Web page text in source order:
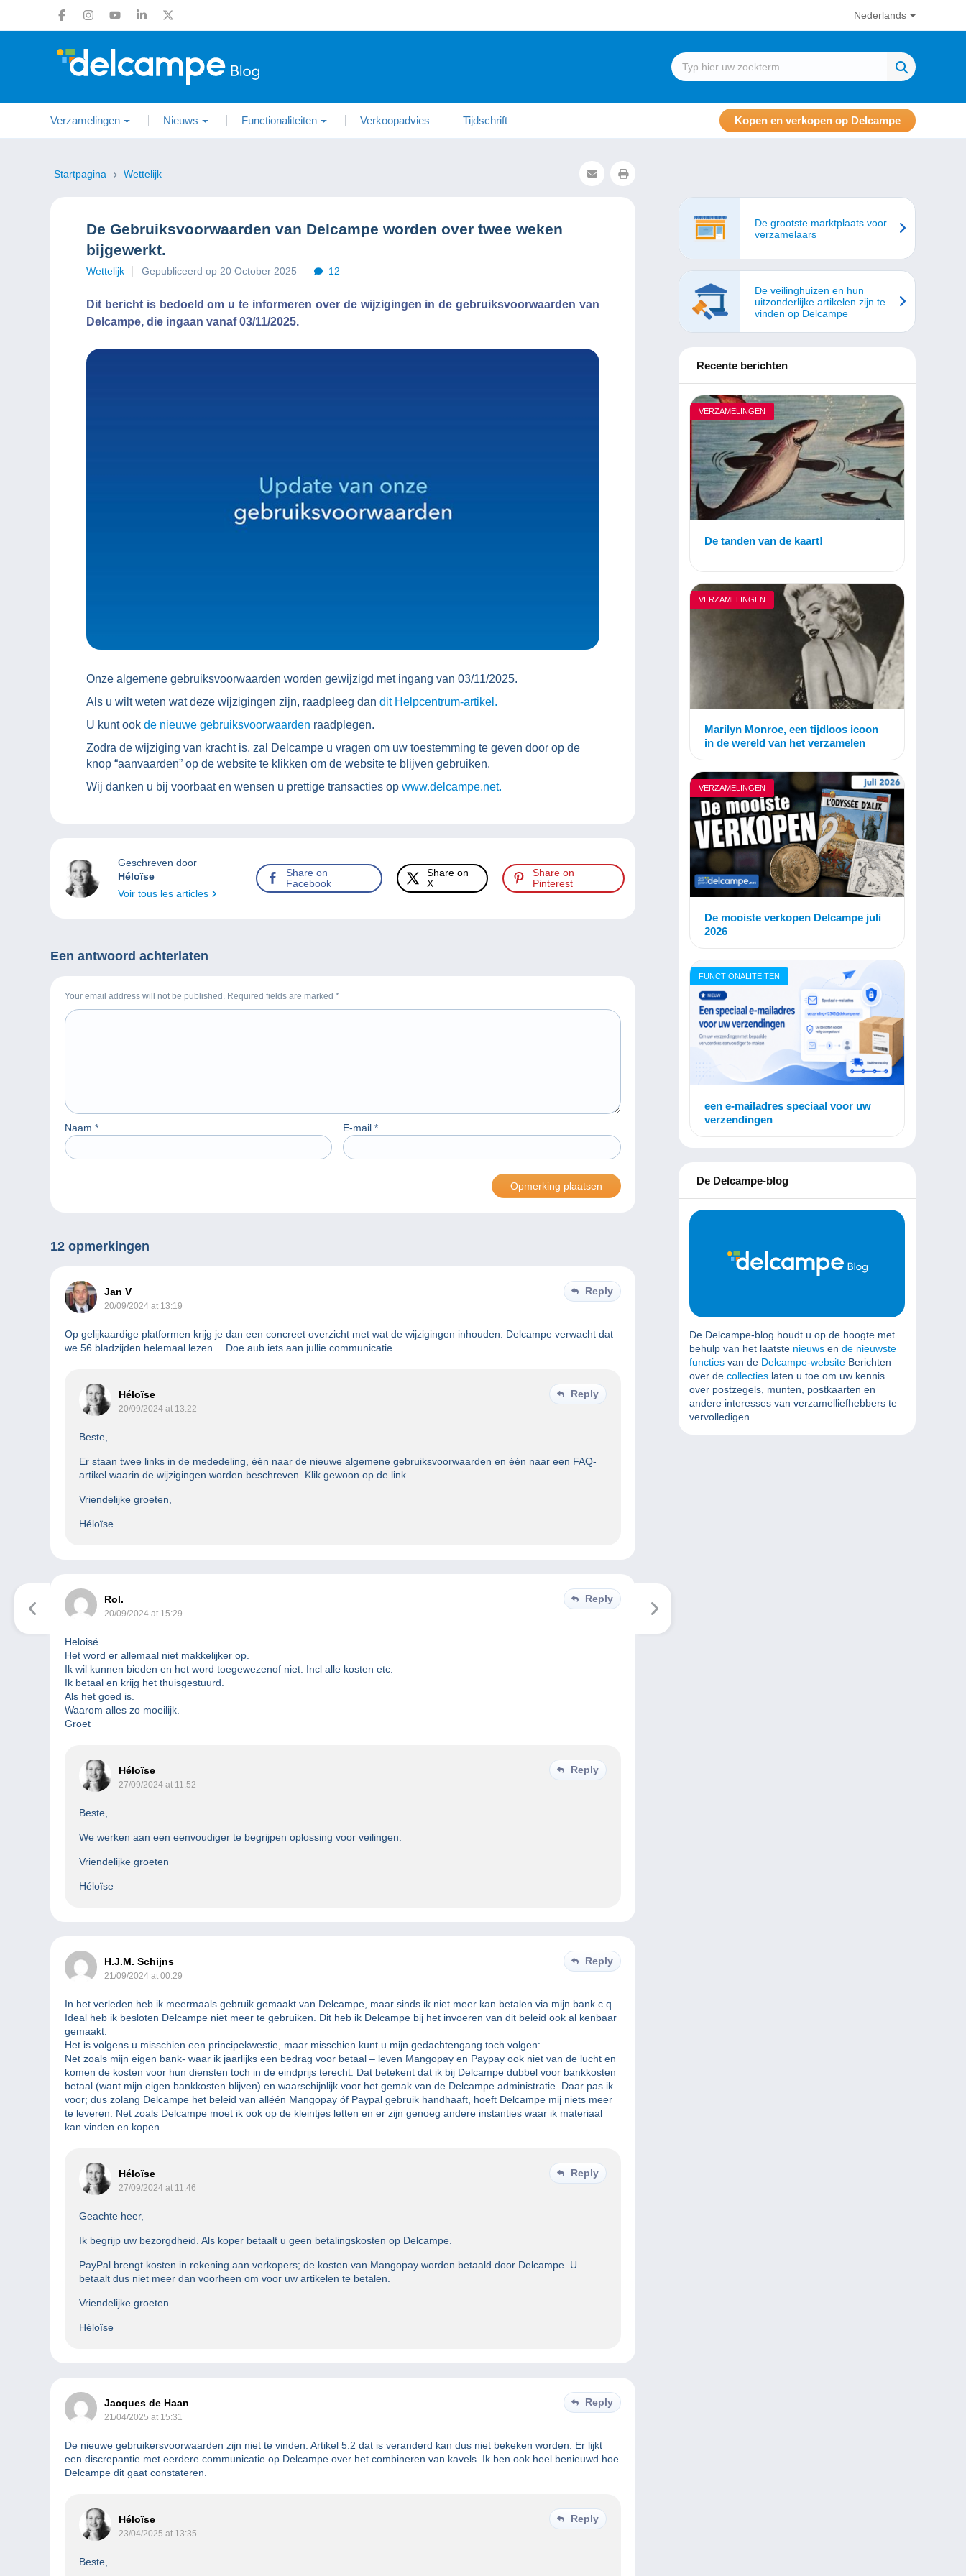
Nederlands
Verzamelingen Nieuws Functionaliteiten Verkoopadvies Tijdschrift Kopen en verkopen op Delcampe
Startpagina Wettelijk
De Gebruiksvoorwaarden van Delcampe worden over twee weken
bijgewerkt.
Wettelijk Gepubliceerd op 20 October 2025 12
Dit bericht is bedoeld om u te informeren over de wijzigingen in de gebruiksvoorwaarden van
Delcampe, die ingaan vanaf 03/11/2025.
Onze algemene gebruiksvoorwaarden worden gewijzigd met ingang van 03/11/2025.
Als u wilt weten wat deze wijzigingen zijn, raadpleeg dan dit Helpcentrum-artikel.
U kunt ook de nieuwe gebruiksvoorwaarden raadplegen.
Zodra de wijziging van kracht is, zal Delcampe u vragen om uw toestemming te geven door op de
knop “aanvaarden” op de website te klikken om de website te blijven gebruiken.
Wij danken u bij voorbaat en wensen u prettige transacties op www.delcampe.net.
Geschreven door
Héloïse
Voir tous les articles
Share on
Facebook
Share on
X
Share on
Pinterest
Een antwoord achterlaten
Your email address will not be published. Required fields are marked *
Naam * E-mail *
12 opmerkingen
Jan V
20/09/2024 at 13:19
Reply
Op gelijkaardige platformen krijg je dan een concreet overzicht met wat de wijzigingen inhouden. Delcampe verwacht dat
we 56 bladzijden helemaal lezen… Doe aub iets aan jullie communicatie.
Héloïse
20/09/2024 at 13:22
Reply
Beste,
Er staan twee links in de mededeling, één naar de nieuwe algemene gebruiksvoorwaarden en één naar een FAQ-
artikel waarin de wijzigingen worden beschreven. Klik gewoon op de link.
Vriendelijke groeten,
Héloïse
Rol.
20/09/2024 at 15:29
Reply
Heloisé
Het word er allemaal niet makkelijker op.
Ik wil kunnen bieden en het word toegewezenof niet. Incl alle kosten etc.
Ik betaal en krijg het thuisgestuurd.
Als het goed is.
Waarom alles zo moeilijk.
Groet
Héloïse
27/09/2024 at 11:52
Reply
Beste,
We werken aan een eenvoudiger te begrijpen oplossing voor veilingen.
Vriendelijke groeten
Héloïse
H.J.M. Schijns
21/09/2024 at 00:29
Reply
In het verleden heb ik meermaals gebruik gemaakt van Delcampe, maar sinds ik niet meer kan betalen via mijn bank c.q.
Ideal heb ik besloten Delcampe niet meer te gebruiken. Dit heb ik Delcampe bij het invoeren van dit beleid ook al kenbaar
gemaakt.
Het is volgens u misschien een principekwestie, maar misschien kunt u mijn gedachtengang toch volgen:
Net zoals mijn eigen bank- waar ik jaarlijks een bedrag voor betaal – leven Mangopay en Paypay ook niet van de lucht en
komen de kosten voor hun diensten toch in de eindprijs terecht. Dat betekent dat ik bij Delcampe dubbel voor bankkosten
betaal (want mijn eigen bankkosten blijven) en waarschijnlijk voor het gemak van de Delcampe administratie. Daar pas ik
voor; dus zolang Delcampe het beleid van alléén Mangopay óf Paypal gebruik handhaaft, hoeft Delcampe mij niets meer
te leveren. Net zoals Delcampe moet ik ook op de kleintjes letten en er zijn genoeg andere instanties waar ik materiaal
kan vinden en kopen.
Héloïse
27/09/2024 at 11:46
Reply
Geachte heer,
Ik begrijp uw bezorgdheid. Als koper betaalt u geen betalingskosten op Delcampe.
PayPal brengt kosten in rekening aan verkopers; de kosten van Mangopay worden betaald door Delcampe. U
betaalt dus niet meer dan voorheen om voor uw artikelen te betalen.
Vriendelijke groeten
Héloïse
Jacques de Haan
21/04/2025 at 15:31
Reply
De nieuwe gebruikersvoorwaarden zijn niet te vinden. Artikel 5.2 dat is veranderd kan dus niet bekeken worden. Er lijkt
een discrepantie met eerdere communicatie op Delcampe over het combineren van kavels. Ik ben ook heel benieuwd hoe
Delcampe dit gaat constateren.
Héloïse
23/04/2025 at 13:35
Reply
Beste,
De grootste marktplaats voor
verzamelaars
De veilinghuizen en hun
uitzonderlijke artikelen zijn te
vinden op Delcampe
Recente berichten
VERZAMELINGEN
De tanden van de kaart!
VERZAMELINGEN
Marilyn Monroe, een tijdloos icoon
in de wereld van het verzamelen
VERZAMELINGEN
De mooiste verkopen Delcampe juli
2026
FUNCTIONALITEITEN
een e-mailadres speciaal voor uw
verzendingen
De Delcampe-blog
De Delcampe-blog houdt u op de hoogte met
behulp van het laatste nieuws en de nieuwste
functies van de Delcampe-website Berichten
over de collecties laten u toe om uw kennis
over postzegels, munten, postkaarten en
andere interesses van verzamelliefhebbers te
vervolledigen.